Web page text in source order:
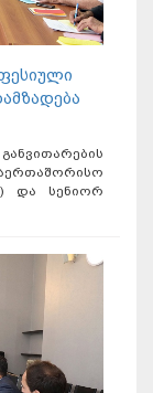
და სენიორ